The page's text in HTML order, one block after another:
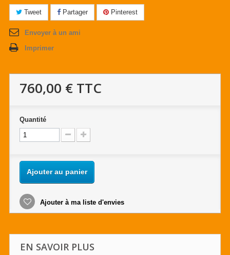
Tweet Partager Pinterest
Envoyer à un ami
Imprimer
760,00 € TTC
Quantité
Ajouter au panier
Ajouter à ma liste d'envies
EN SAVOIR PLUS